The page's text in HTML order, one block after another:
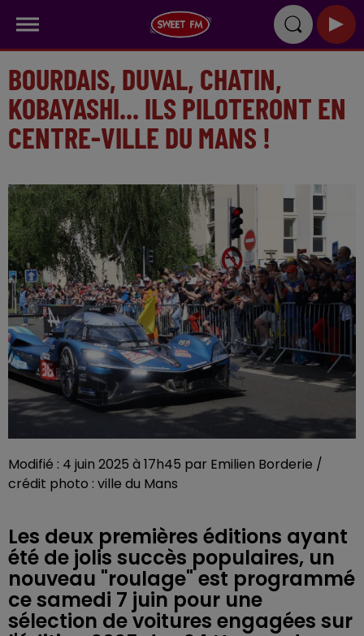
BOURDAIS, DUVAL, CHATIN,
KOBAYASHI... ILS PILOTERONT EN
CENTRE-VILLE DU MANS !
Modifié : 4 juin 2025 à 17h45 par Emilien Borderie /
crédit photo : ville du Mans
Les deux premières éditions ayant
été de jolis succès populaires, un
nouveau "roulage" est programmé
ce samedi 7 juin pour une
sélection de voitures engagées sur